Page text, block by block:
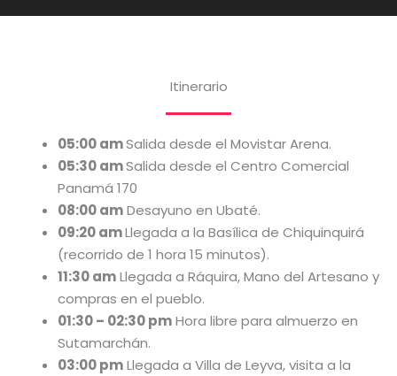
Itinerario
05:00 amSalida desde el Movistar Arena.
05:30 amSalida desde el Centro Comercial
Panamá 170
08:00 amDesayuno en Ubaté.
09:20 amLlegada a la Basílica de Chiquinquirá
(recorrido de 1 hora 15 minutos).
11:30 amLlegada a Ráquira, Mano del Artesano y
compras en el pueblo.
01:30 – 02:30 pmHora libre para almuerzo en
Sutamarchán.
03:00 pmLlegada a Villa de Leyva, visita a la